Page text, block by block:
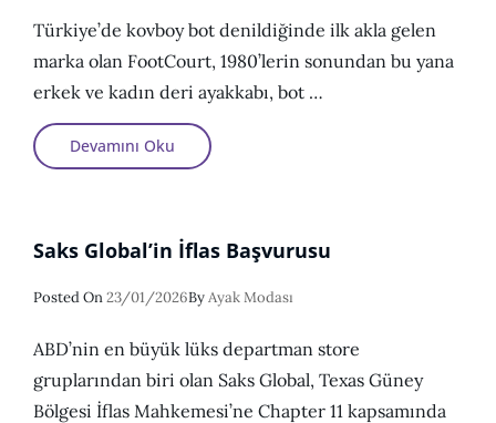
Türkiye’de kovboy bot denildiğinde ilk akla gelen
marka olan FootCourt, 1980’lerin sonundan bu yana
erkek ve kadın deri ayakkabı, bot …
Devamını Oku FootCourt:
Türkiye’nin
En
Üreticisi
Saks Global’in İflas Başvurusu
Posted OnPosted
23/01/2026ByAyak Modası
ABD’nin en büyük lüks departman store
gruplarından biri olan Saks Global, Texas Güney
Bölgesi İflas Mahkemesi’ne Chapter 11 kapsamında